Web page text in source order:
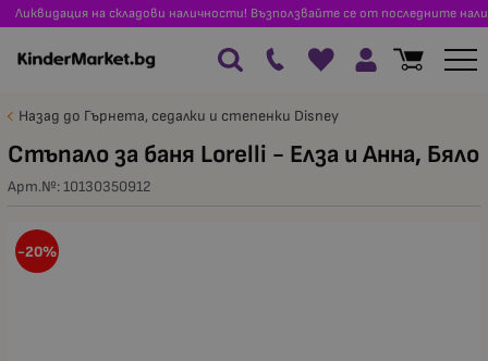
Ликвидация на складови наличности! Възползвайте се от последните
Назад до Гърнета, седалки и степенки Disney
Стъпало за баня Lorelli - Елза и Анна, Бяло
Арт.№:10130350912
-20%